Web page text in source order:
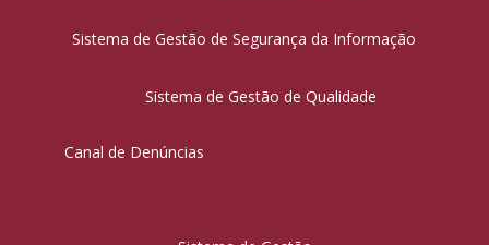
Sistema de Gestão de Segurança da Informação
Sistema de Gestão de Qualidade
Canal de Denúncias